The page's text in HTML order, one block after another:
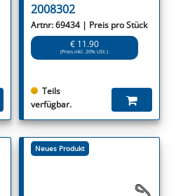
2008302
Artnr: 69434 | Preis pro Stück
€ 11.90
(Preis inkl. 20% USt.)
Teils
verfügbar.
Neues Produkt